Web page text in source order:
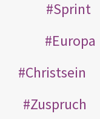
Sprint
Europa
Christsein
Zuspruch